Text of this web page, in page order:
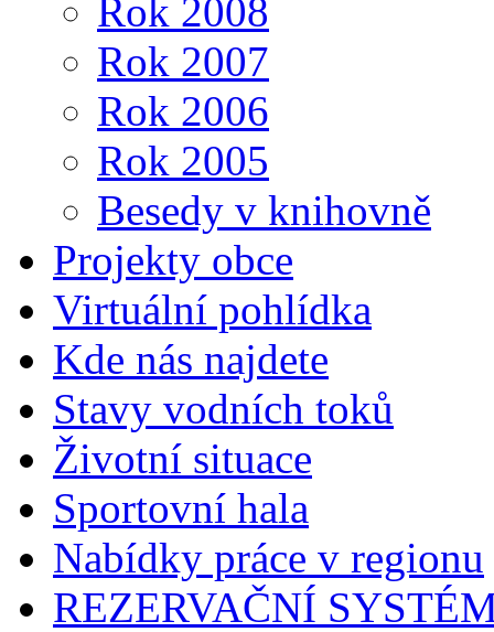
Rok 2008
Rok 2007
Rok 2006
Rok 2005
Besedy v knihovně
Projekty obce
Virtuální pohlídka
Kde nás najdete
Stavy vodních toků
Životní situace
Sportovní hala
Nabídky práce v regionu
REZERVAČNÍ